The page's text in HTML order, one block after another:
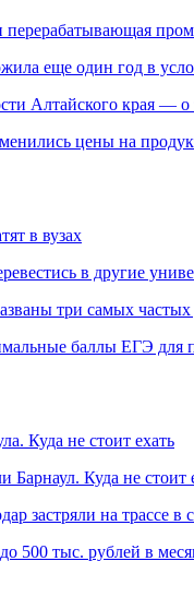
еще один год в
Алтайского края —
цены на
в вузах
в другие
три самых частых
баллы ЕГЭ для
Куда не стоит ехать
Барнаул. Куда не стоит
застряли на трассе в
500 тыс. рублей в